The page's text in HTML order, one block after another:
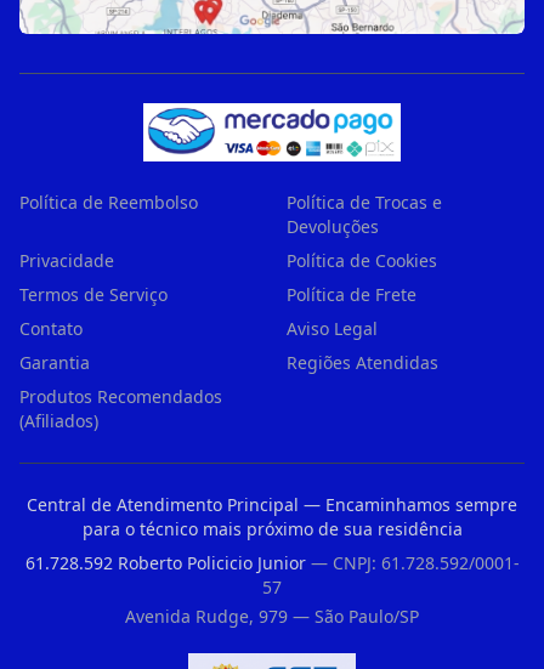
Política de Reembolso
Política de Trocas e
Devoluções
Privacidade
Política de Cookies
Termos de Serviço
Política de Frete
Contato
Aviso Legal
Garantia
Regiões Atendidas
Produtos Recomendados
(Afiliados)
Central de Atendimento Principal — Encaminhamos sempre
para o técnico mais próximo de sua residência
61.728.592 Roberto Policicio Junior— CNPJ: 61.728.592/0001-
57
Avenida Rudge, 979 — São Paulo/SP